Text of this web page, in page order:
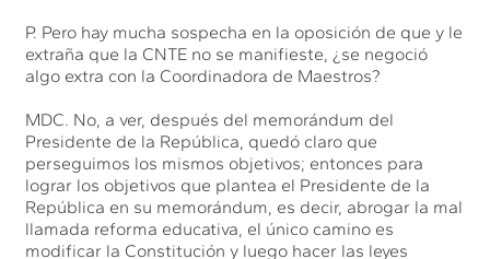
P. Pero hay mucha sospecha en la oposición de que y le
extraña que la CNTE no se manifieste, ¿se negoció
algo extra con la Coordinadora de Maestros?
MDC. No, a ver, después del memorándum del
Presidente de la República, quedó claro que
perseguimos los mismos objetivos; entonces para
lograr los objetivos que plantea el Presidente de la
República en su memorándum, es decir, abrogar la mal
llamada reforma educativa, el único camino es
modificar la Constitución y luego hacer las leyes